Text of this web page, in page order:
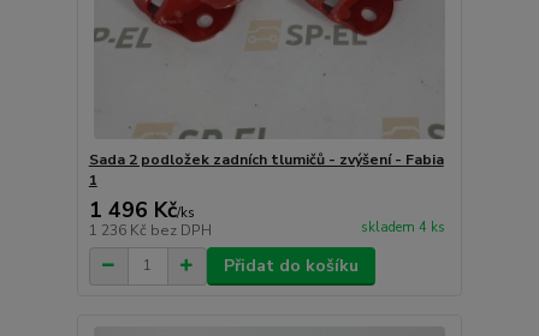
Sada 2 podložek zadních tlumičů - zvýšení - Fabia
1
1 496 Kč/ks
1 236 Kč bez DPH skladem 4 ks
Přidat do košíku